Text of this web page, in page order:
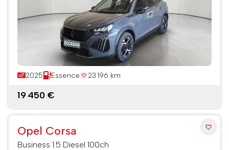
2025 Essence 23 196 km
19 450 €
Opel Corsa
Business 1.5 Diesel 100ch